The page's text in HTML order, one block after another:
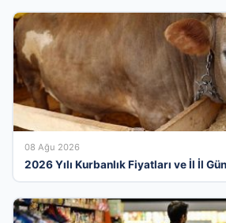
08 Ağu 2026
2026 Yılı Kurbanlık Fiyatları ve İl İl